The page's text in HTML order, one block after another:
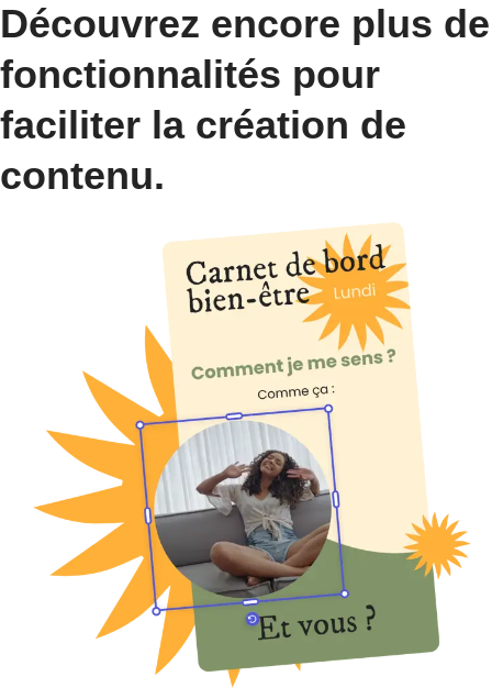
Découvrez encore plus de
fonctionnalités pour
faciliter la création de
contenu.